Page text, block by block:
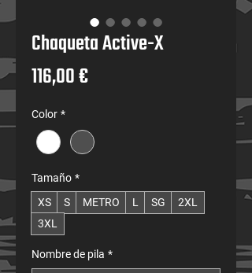
Chaqueta Active-X
116,00 €Precio
Color *
Tamaño *
XS
S METRO L SG
2XL
3XL
Nombre de pila *